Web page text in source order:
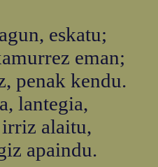
eskatu;
eman;
penak kendu.
lantegia,
alaitu,
apaindu.